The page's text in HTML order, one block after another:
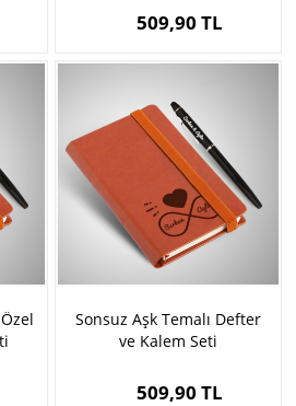
509,90 TL
Sonsuz Aşk Temalı Defter
ve Kalem Seti
509,90 TL